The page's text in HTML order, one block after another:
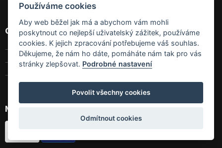
Contact
Contact us
About us
Nakupte u nás jednoduše a bezpečně
Používáme cookies
Aby web běžel jak má a abychom vám mohli
poskytnout co nejlepší uživatelský zážitek, používáme
cookies. K jejich zpracování potřebujeme váš souhlas.
Děkujeme, že nám ho dáte, pomáháte nám tak pro vás
stránky zlepšovat. Podrobné nastavení
Povolit všechny cookies
Odmítnout cookies